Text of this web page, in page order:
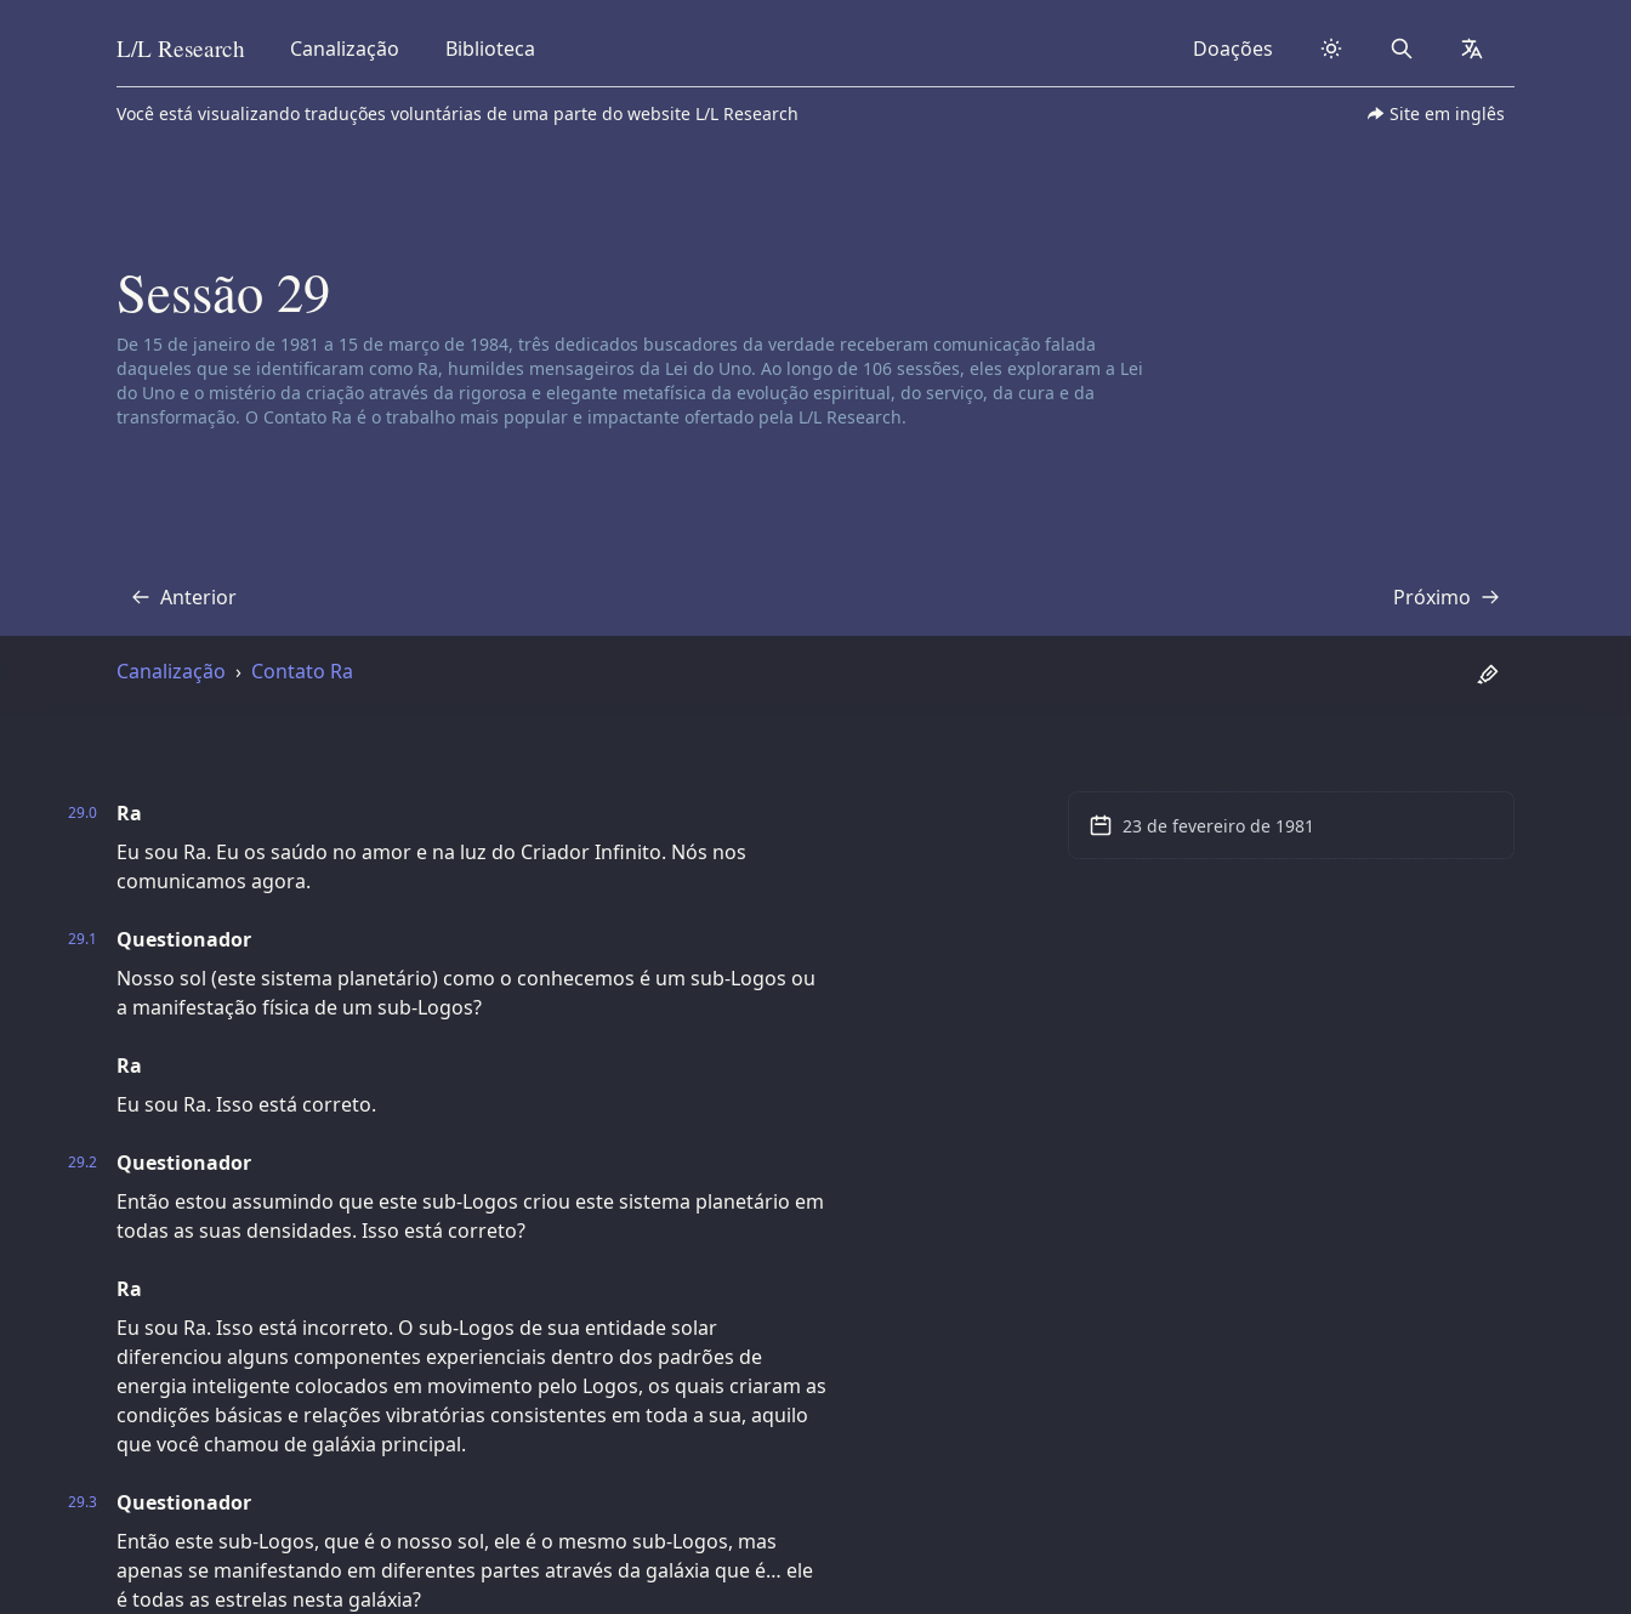
Skip to content
L/L Research Canalização Biblioteca Doações Search collapsed
Você está visualizando traduções voluntárias de uma parte do website L/L Research Site em inglês
Sessão 29
Isenção de responsabilidade de canalização:
De 15 de janeiro de 1981 a 15 de março de 1984, três dedicados buscadores da verdade receberam comunicação falada
daqueles que se identificaram como Ra, humildes mensageiros da Lei do Uno. Ao longo de 106 sessões, eles exploraram a Lei
do Uno e o mistério da criação através da rigorosa e elegante metafísica da evolução espiritual, do serviço, da cura e da
transformação. O Contato Ra é o trabalho mais popular e impactante ofertado pela L/L Research.
Anterior
Transcrição Próximo
Transcrição
Canalização Contato Ra
29.0
Ra
Eu sou Ra. Eu os saúdo no amor e na luz do Criador Infinito. Nós nos
comunicamos agora.
29.1
Questionador
Nosso sol (este sistema planetário) como o conhecemos é um sub-Logos ou
a manifestação física de um sub-Logos?
Ra
Eu sou Ra. Isso está correto.
29.2
Questionador
Então estou assumindo que este sub-Logos criou este sistema planetário em
todas as suas densidades. Isso está correto?
Ra
Eu sou Ra. Isso está incorreto. O sub-Logos de sua entidade solar
diferenciou alguns componentes experienciais dentro dos padrões de
energia inteligente colocados em movimento pelo Logos, os quais criaram as
condições básicas e relações vibratórias consistentes em toda a sua, aquilo
que você chamou de galáxia principal.
29.3
Questionador
Então este sub-Logos, que é o nosso sol, ele é o mesmo sub-Logos, mas
apenas se manifestando em diferentes partes através da galáxia que é… ele
é todas as estrelas nesta galáxia?
23 de fevereiro de 1981